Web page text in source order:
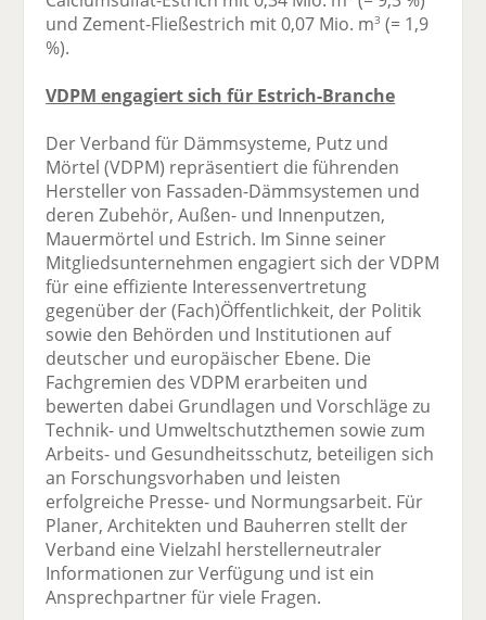
und Zement-Fließestrich mit 0,07 Mio. m3 (= 1,9
%).
VDPM engagiert sich für Estrich-Branche
Der Verband für Dämmsysteme, Putz und
Mörtel (VDPM) repräsentiert die führenden
Hersteller von Fassaden-Dämmsystemen und
deren Zubehör, Außen- und Innenputzen,
Mauermörtel und Estrich. Im Sinne seiner
Mitgliedsunternehmen engagiert sich der VDPM
für eine effiziente Interessenvertretung
gegenüber der (Fach)Öffentlichkeit, der Politik
sowie den Behörden und Institutionen auf
deutscher und europäischer Ebene. Die
Fachgremien des VDPM erarbeiten und
bewerten dabei Grundlagen und Vorschläge zu
Technik- und Umweltschutzthemen sowie zum
Arbeits- und Gesundheitsschutz, beteiligen sich
an Forschungsvorhaben und leisten
erfolgreiche Presse- und Normungsarbeit. Für
Planer, Architekten und Bauherren stellt der
Verband eine Vielzahl herstellerneutraler
Informationen zur Verfügung und ist ein
Ansprechpartner für viele Fragen.